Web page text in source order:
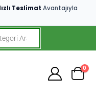
Teslimat Avantajıyla
0